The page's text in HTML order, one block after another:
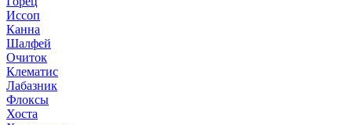
Иссоп
Канна
Шалфей
Очиток
Клематис
Лабазник
Флоксы
Хоста